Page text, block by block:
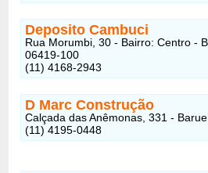
Deposito Cambuci
Rua Morumbi, 30 - Bairro: Centro -
06419-100
(11) 4168-2943
D Marc Construção
Calçada das Anêmonas, 331 -
(11) 4195-0448